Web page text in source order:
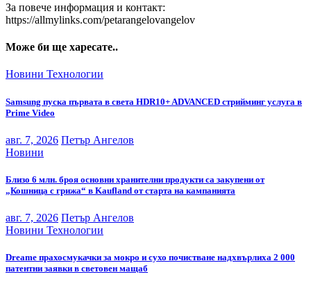
За повече информация и контакт:
https://allmylinks.com/petarangelovangelov
Може би ще харесате..
Новини Технологии
Samsung пуска първата в света HDR10+ ADVANCED стрийминг услуга в
Prime Video
авг. 7, 2026 Петър Ангелов
Новини
Близо 6 млн. броя основни хранителни продукти са закупени от
„Кошница с грижа“ в Kaufland от старта на кампанията
авг. 7, 2026 Петър Ангелов
Новини Технологии
Dreame прахосмукачки за мокро и сухо почистване надхвърлиха 2 000
патентни заявки в световен мащаб